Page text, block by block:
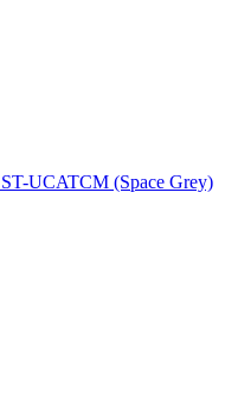
UCATCM (Space Grey)